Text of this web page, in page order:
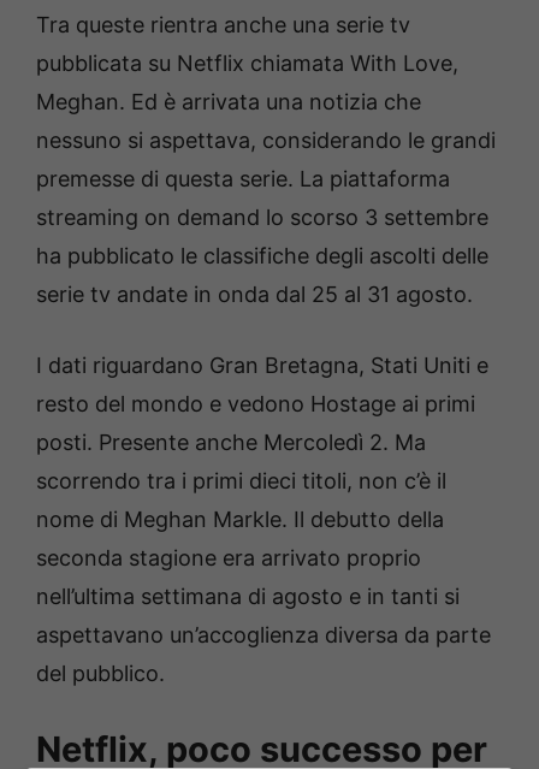
Tra queste rientra anche una serie tv
pubblicata su Netflix chiamata With Love,
Meghan. Ed è arrivata una notizia che
nessuno si aspettava, considerando le grandi
premesse di questa serie. La piattaforma
streaming on demand lo scorso 3 settembre
ha pubblicato le classifiche degli ascolti delle
serie tv andate in onda dal 25 al 31 agosto.
I dati riguardano Gran Bretagna, Stati Uniti e
resto del mondo e vedono Hostage ai primi
posti. Presente anche Mercoledì 2. Ma
scorrendo tra i primi dieci titoli, non c’è il
nome di Meghan Markle. Il debutto della
seconda stagione era arrivato proprio
nell’ultima settimana di agosto e in tanti si
aspettavano un’accoglienza diversa da parte
del pubblico.
Netflix, poco successo per